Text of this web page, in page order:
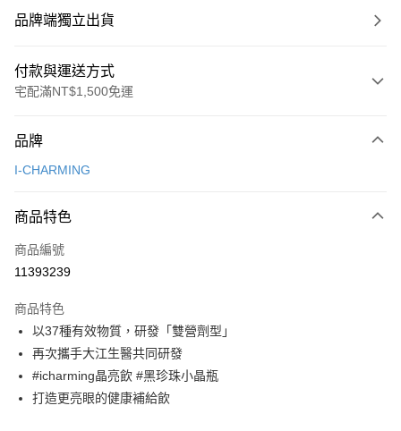
品牌端獨立出貨
付款與運送方式
宅配滿NT$1,500免運
信用卡一次付款
Apple Pay
街口支付
全盈+PAY
AFTEE先享後付
相關說明
【關於「AFTEE先享後付」】
AFTEE先享後付是「在收到商品之後才付款」的支付方式。 讓您購物簡單
品牌
I-CHARMING
商品特色
商品編號
11393239
商品特色
以37種有效物質，研發「雙營劑型」
再次攜手大江生醫共同研發
#icharming晶亮飲 #黑珍珠小晶瓶
打造更亮眼的健康補給飲